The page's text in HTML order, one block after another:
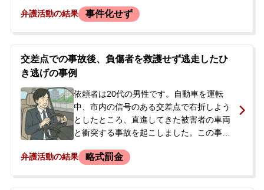
一度通り過ぎた後に現場に戻りました。男
日、被害者からの通報により警察から連絡
があり、ひき逃げの疑い、具体的には過失
運転致傷と道路交通法違反（救護義務違
反、報告義務違反）で捜査が開始されまし
た。警察署に呼ばれ、捜査が進む状況に不
安を感じ、当事務所に相談、依頼に至りま
した。
弁護活動の結果 事件化せず
交差点での事故後、負傷者を救護せず逃走したひ
き逃げの事例
依頼者は20代の男性です。自動車を運転
中、市内の信号のある交差点で右折しよう
としたところ、直進してきた被害者の車両
と衝突する事故を起こしました。この事故
を負いましたが、依頼者は被害者を救護す
弁護活動の結果 略式罰金